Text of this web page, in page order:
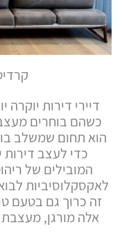
דיירי דירות
כשהם בוחרים
הוא תחום שמשלב בו
כדי לעצב דירות
המובילים של
לאקסקלוסיביות
זה כרוך גם בטעם
אלה מורגן,